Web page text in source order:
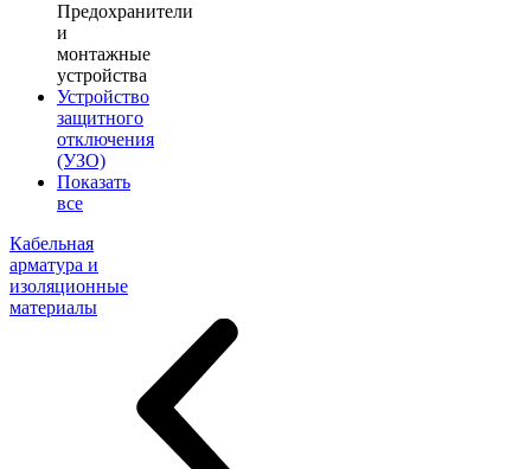
Предохранители
и
монтажные
устройства
Устройство
защитного
отключения
(УЗО)
Показать
все
Кабельная
арматура и
изоляционные
материалы